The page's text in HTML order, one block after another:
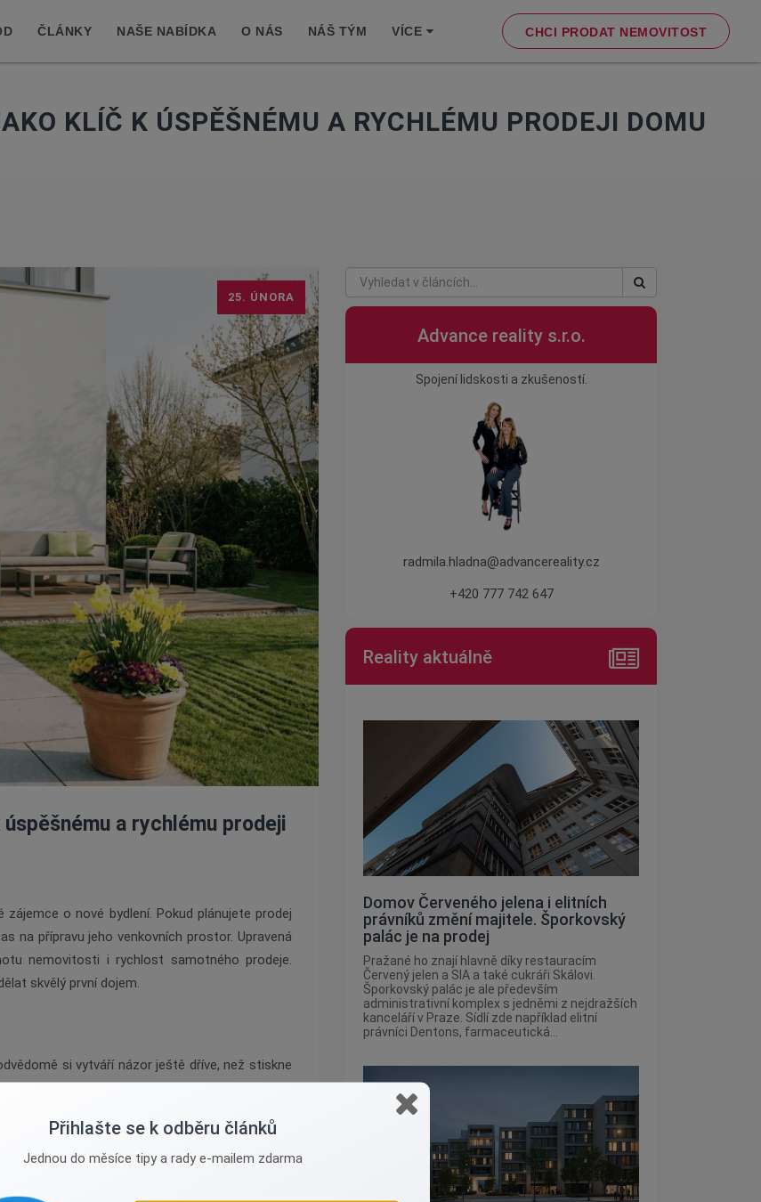
ČLÁNKY NAŠE NABÍDKA O NÁS NÁŠ TÝM VÍCE CHCI PRODAT NEMOVITOST
KLÍČ K ÚSPĚŠNÉMU A RYCHLÉMU PRODEJI DOMU
a rychlému prodeji
25. ÚNORA
zájemce o nové bydlení. Pokud plánujete prodej
na přípravu jeho venkovních prostor. Upravená
nemovitosti i rychlost samotného prodeje.
skvělý první dojem.
si vytváří názor ještě dříve, než stiskne
první vizitkou, která vypovídá o tom, jak pečlivě
často znečištěné nánosem soli, blátem
cesta prokoukne k nepoznání. Čistý povrch
dům je v dobrých rukou a nevyžaduje okamžité
Advance reality s.r.o.
Spojení lidskosti a zkušeností.
radmila.hladna@advancereality.cz
+420 777 742 647
Reality aktuálně
Domov Červeného jelena i elitních
právníků změní majitele. Šporkovský
palác je na prodej
Pražané ho znají hlavně díky restauracím
Červený jelen a SIA a také cukráři Skálovi.
Šporkovský palác je ale především
administrativní komplex s jedněmi z nejdražších
kanceláří v Praze. Sídlí zde například elitní
právníci Dentons, farmaceutická...
Přihlašte se k odběru článků
Jednou do měsíce tipy a rady e-mailem zdarma